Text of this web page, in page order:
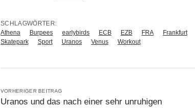
SCHLAGWÖRTER:
Athena
Burpees earlybirds ECB EZB FRA Frankfurt
Skatepark
Sport Uranos Venus Workout
VORHERIGER BEITRAG
Uranos und das nach einer sehr unruhigen